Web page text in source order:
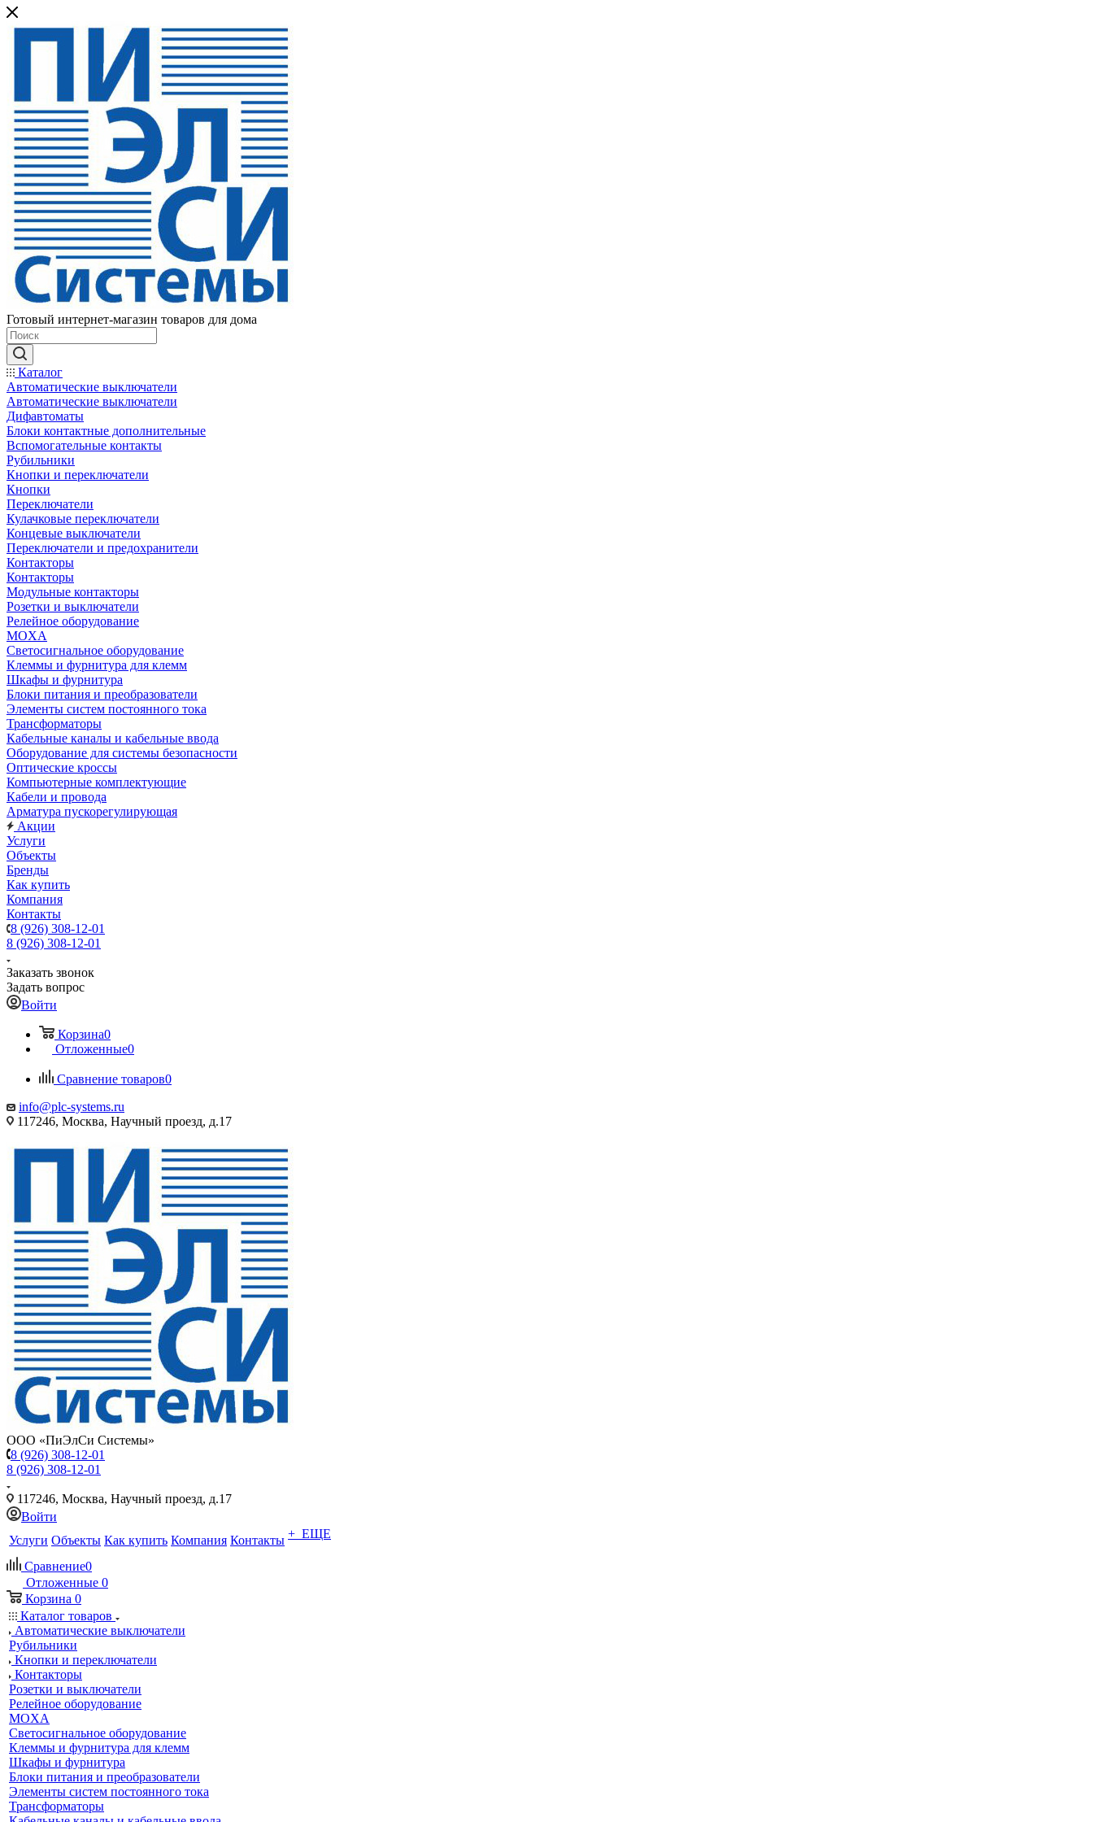
Готовый интернет-магазин товаров для дома
Каталог
Автоматические выключатели
Автоматические выключатели
Дифавтоматы
Блоки контактные дополнительные
Вспомогательные контакты
Рубильники
Кнопки и переключатели
Кнопки
Переключатели
Кулачковые переключатели
Концевые выключатели
Переключатели и предохранители
Контакторы
Контакторы
Модульные контакторы
Розетки и выключатели
Релейное оборудование
MOXA
Светосигнальное оборудование
Клеммы и фурнитура для клемм
Шкафы и фурнитура
Блоки питания и преобразователи
Элементы систем постоянного тока
Трансформаторы
Кабельные каналы и кабельные ввода
Оборудование для системы безопасности
Оптические кроссы
Компьютерные комплектующие
Кабели и провода
Арматура пускорегулирующая
Акции
Услуги
Объекты
Бренды
Как купить
Компания
Контакты
8 (926) 308-12-01
8 (926) 308-12-01
Заказать звонок
Задать вопрос
Войти
Корзина0
Отложенные0
Сравнение товаров0
info@plc-systems.ru
117246, Москва, Научный проезд, д.17
ООО «ПиЭлСи Системы»
8 (926) 308-12-01
8 (926) 308-12-01
117246, Москва, Научный проезд, д.17
Войти
Услуги Объекты Как купить Компания Контакты + ЕЩЕ
Сравнение0
Отложенные 0
Корзина 0
Каталог товаров
Автоматические выключатели
Рубильники
Кнопки и переключатели
Контакторы
Розетки и выключатели
Релейное оборудование
MOXA
Светосигнальное оборудование
Клеммы и фурнитура для клемм
Шкафы и фурнитура
Блоки питания и преобразователи
Элементы систем постоянного тока
Трансформаторы